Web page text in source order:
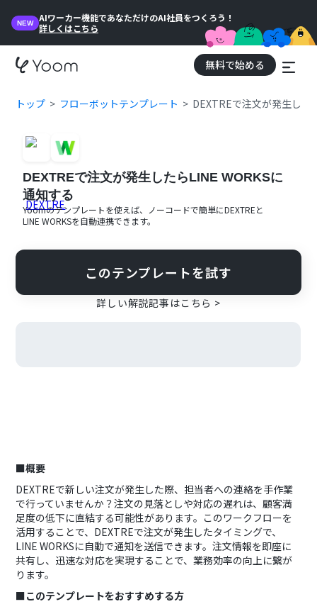
NEW
AIワーカー機能であなただけのAI社員をつくろう！
詳しくはこちら
無料で始める
トップ フローボットテンプレート DEXTREで注文が発生した
DEXTREで注文が発生したらLINE WORKSに
通知する
Yoomのテンプレートを使えば、ノーコードで簡単にDEXTREと
LINE WORKSを自動連携できます。
このテンプレートを試す
詳しい解説記事はこちら >
■概要
DEXTREで新しい注文が発生した際、担当者への連絡を手作業
で行っていませんか？注文の見落としや対応の遅れは、顧客満
足度の低下に直結する可能性があります。このワークフローを
活用することで、DEXTREで注文が発生したタイミングで、
LINE WORKSに自動で通知を送信できます。注文情報を即座に
共有し、迅速な対応を実現することで、業務効率の向上に繋が
ります。
■このテンプレートをおすすめする方